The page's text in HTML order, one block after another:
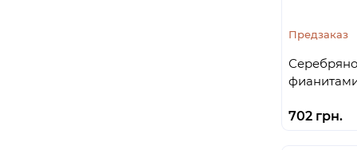
Предзаказ
702 грн.